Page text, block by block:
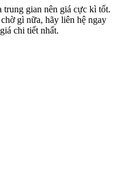
trung gian nên giá cực kì tốt.
gì nữa, hãy liên hệ ngay
chi tiết nhất.